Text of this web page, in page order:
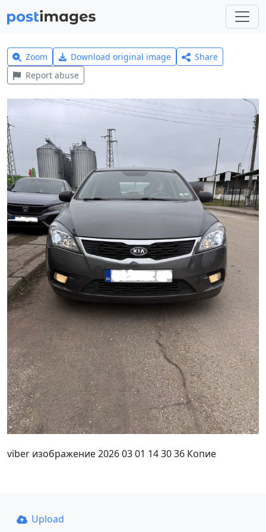
Zoom Download original image
Share
Report abuse
viber изображение 2026 03 01 14 30 36 Копие
Upload